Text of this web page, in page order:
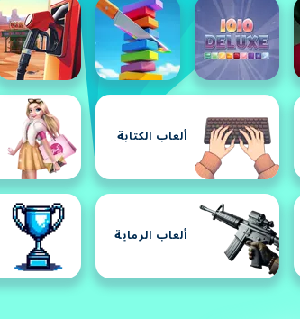
ألعاب الكتابة
ألعاب الرماية